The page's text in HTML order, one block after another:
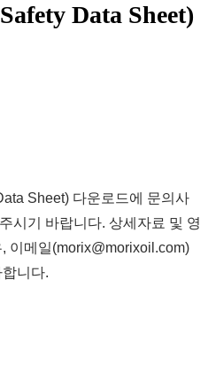
Data Sheet)
Sheet) 다운로드에 문의사
시기 바랍니다. 상세자료 및 영
이메일(morix@morixoil.com)
니다.